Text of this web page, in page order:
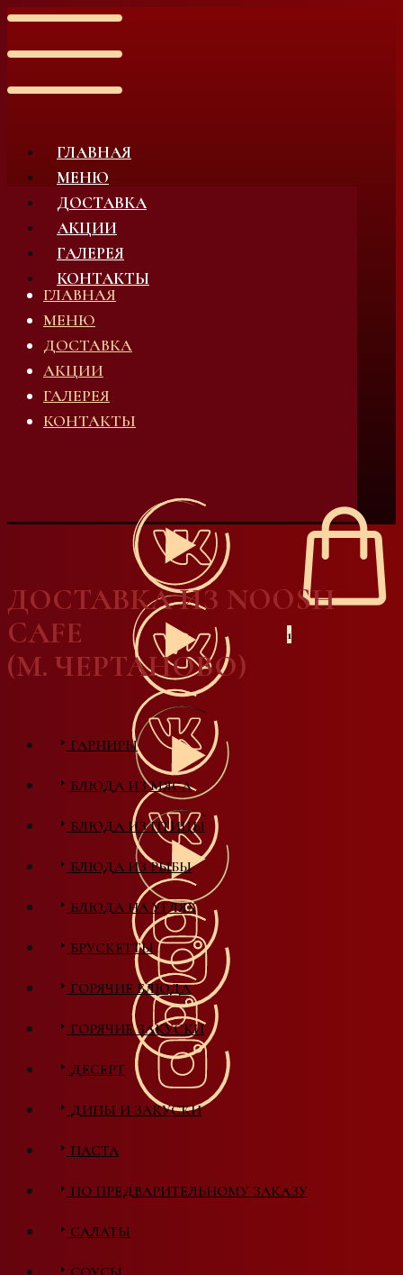
ГЛАВНАЯ
МЕНЮ
ДОСТАВКА
АКЦИИ
ГАЛЕРЕЯ
КОНТАКТЫ
ГЛАВНАЯ
МЕНЮ
ДОСТАВКА
АКЦИИ
ГАЛЕРЕЯ
КОНТАКТЫ
1
ДОСТАВКА ИЗ NOOSH
CAFE
(М. ЧЕРТАНОВО)
ГАРНИРЫ
БЛЮДА ИЗ МЯСА
БЛЮДА ИЗ ПТИЦЫ
БЛЮДА ИЗ РЫБЫ
БЛЮДА НА УГЛЯХ
БРУСКЕТТЫ
ГОРЯЧИЕ БЛЮДА
ГОРЯЧИЕ ЗАКУСКИ
ДЕСЕРТ
ДИПЫ И ЗАКУСКИ
ПАСТА
ПО ПРЕДВАРИТЕЛЬНОМУ ЗАКАЗУ
САЛАТЫ